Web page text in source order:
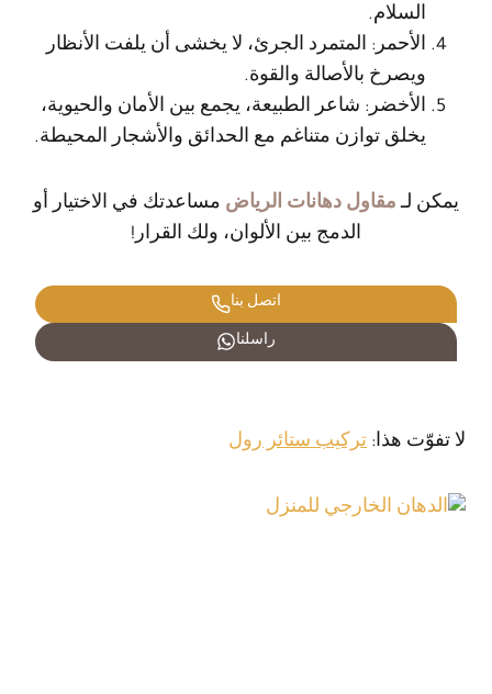
السلام.
الأحمر: المتمرد الجرئ، لا يخشى أن يلفت الأنظار
ويصرخ بالأصالة والقوة.
الأخضر: شاعر الطبيعة، يجمع بين الأمان والحيوية،
يخلق توازن متناغم مع الحدائق والأشجار المحيطة.
يمكن لـ مقاول دهانات الرياض مساعدتك في الاختيار أو
الدمج بين الألوان، ولك القرار!
اتصل بنا
راسلنا
لا تفوّت هذا: تركيب ستائر رول